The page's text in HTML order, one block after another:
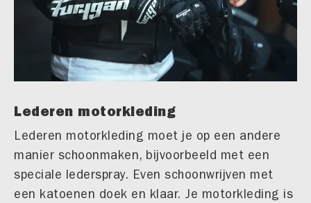
Lederen motorkleding
Lederen motorkleding moet je op een andere
manier schoonmaken, bijvoorbeeld met een
speciale lederspray. Even schoonwrijven met
een katoenen doek en klaar. Je motorkleding is